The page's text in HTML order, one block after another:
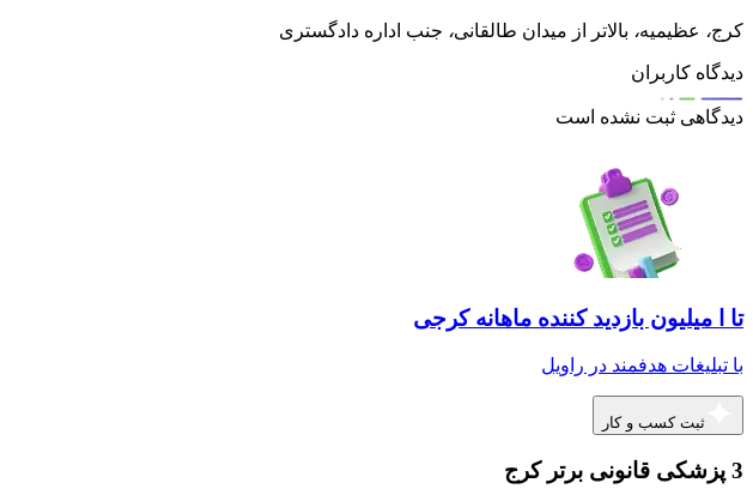
کرج، عظیمیه، بالاتر از میدان طالقانی، جنب اداره دادگستری
دیدگاه کاربران
دیدگاهی ثبت نشده است
تا ا میلیون بازدید کننده ماهانه کرجی
با تبلیغات هدفمند در راویل
ثبت کسب و کار
3 پزشکی قانونی برتر کرج